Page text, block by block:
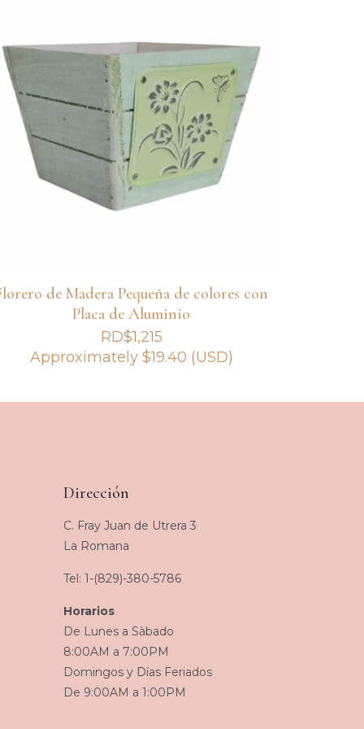
de Madera Pequeña de colores con
Placa de Aluminio
RD$1,215
Approximately $19.40 (USD)
Dirección
C. Fray Juan de Utrera 3
La Romana
Tel: 1-(829)-380-5786
Horarios
De Lunes a Sàbado
8:00AM a 7:00PM
Domingos y Días Feriados
De 9:00AM a 1:00PM